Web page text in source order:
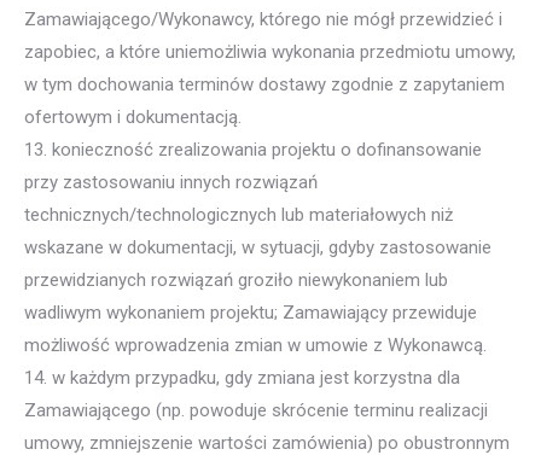
Zamawiającego/Wykonawcy, którego nie mógł przewidzieć i
zapobiec, a które uniemożliwia wykonania przedmiotu umowy,
w tym dochowania terminów dostawy zgodnie z zapytaniem
ofertowym i dokumentacją.
13. konieczność zrealizowania projektu o dofinansowanie
przy zastosowaniu innych rozwiązań
technicznych/technologicznych lub materiałowych niż
wskazane w dokumentacji, w sytuacji, gdyby zastosowanie
przewidzianych rozwiązań groziło niewykonaniem lub
wadliwym wykonaniem projektu; Zamawiający przewiduje
możliwość wprowadzenia zmian w umowie z Wykonawcą.
14. w każdym przypadku, gdy zmiana jest korzystna dla
Zamawiającego (np. powoduje skrócenie terminu realizacji
umowy, zmniejszenie wartości zamówienia) po obustronnym